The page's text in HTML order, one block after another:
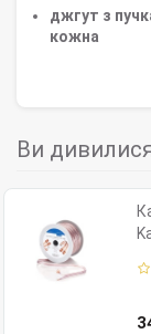
джгут з
кожна
Ви